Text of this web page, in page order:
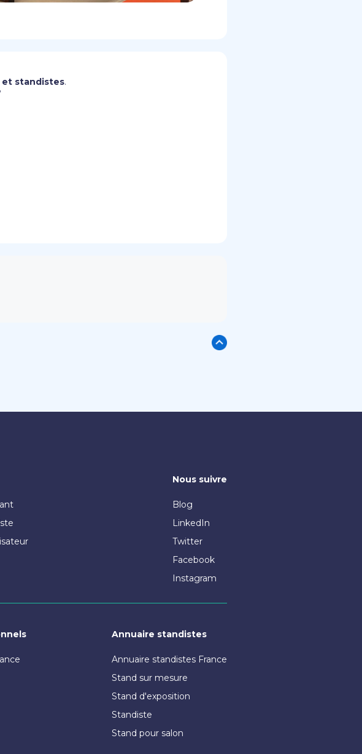
et standistes.
Nous suivre
Blog
LinkedIn
Twitter
Facebook
Instagram
Annuaire standistes
Annuaire standistes France
Stand sur mesure
Stand d'exposition
Standiste
Stand pour salon